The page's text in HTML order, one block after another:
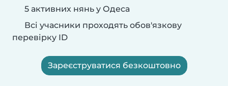
5 активних нянь у Одеса
Всі учасники проходять обов'язкову
перевірку ID
Зареєструватися безкоштовно